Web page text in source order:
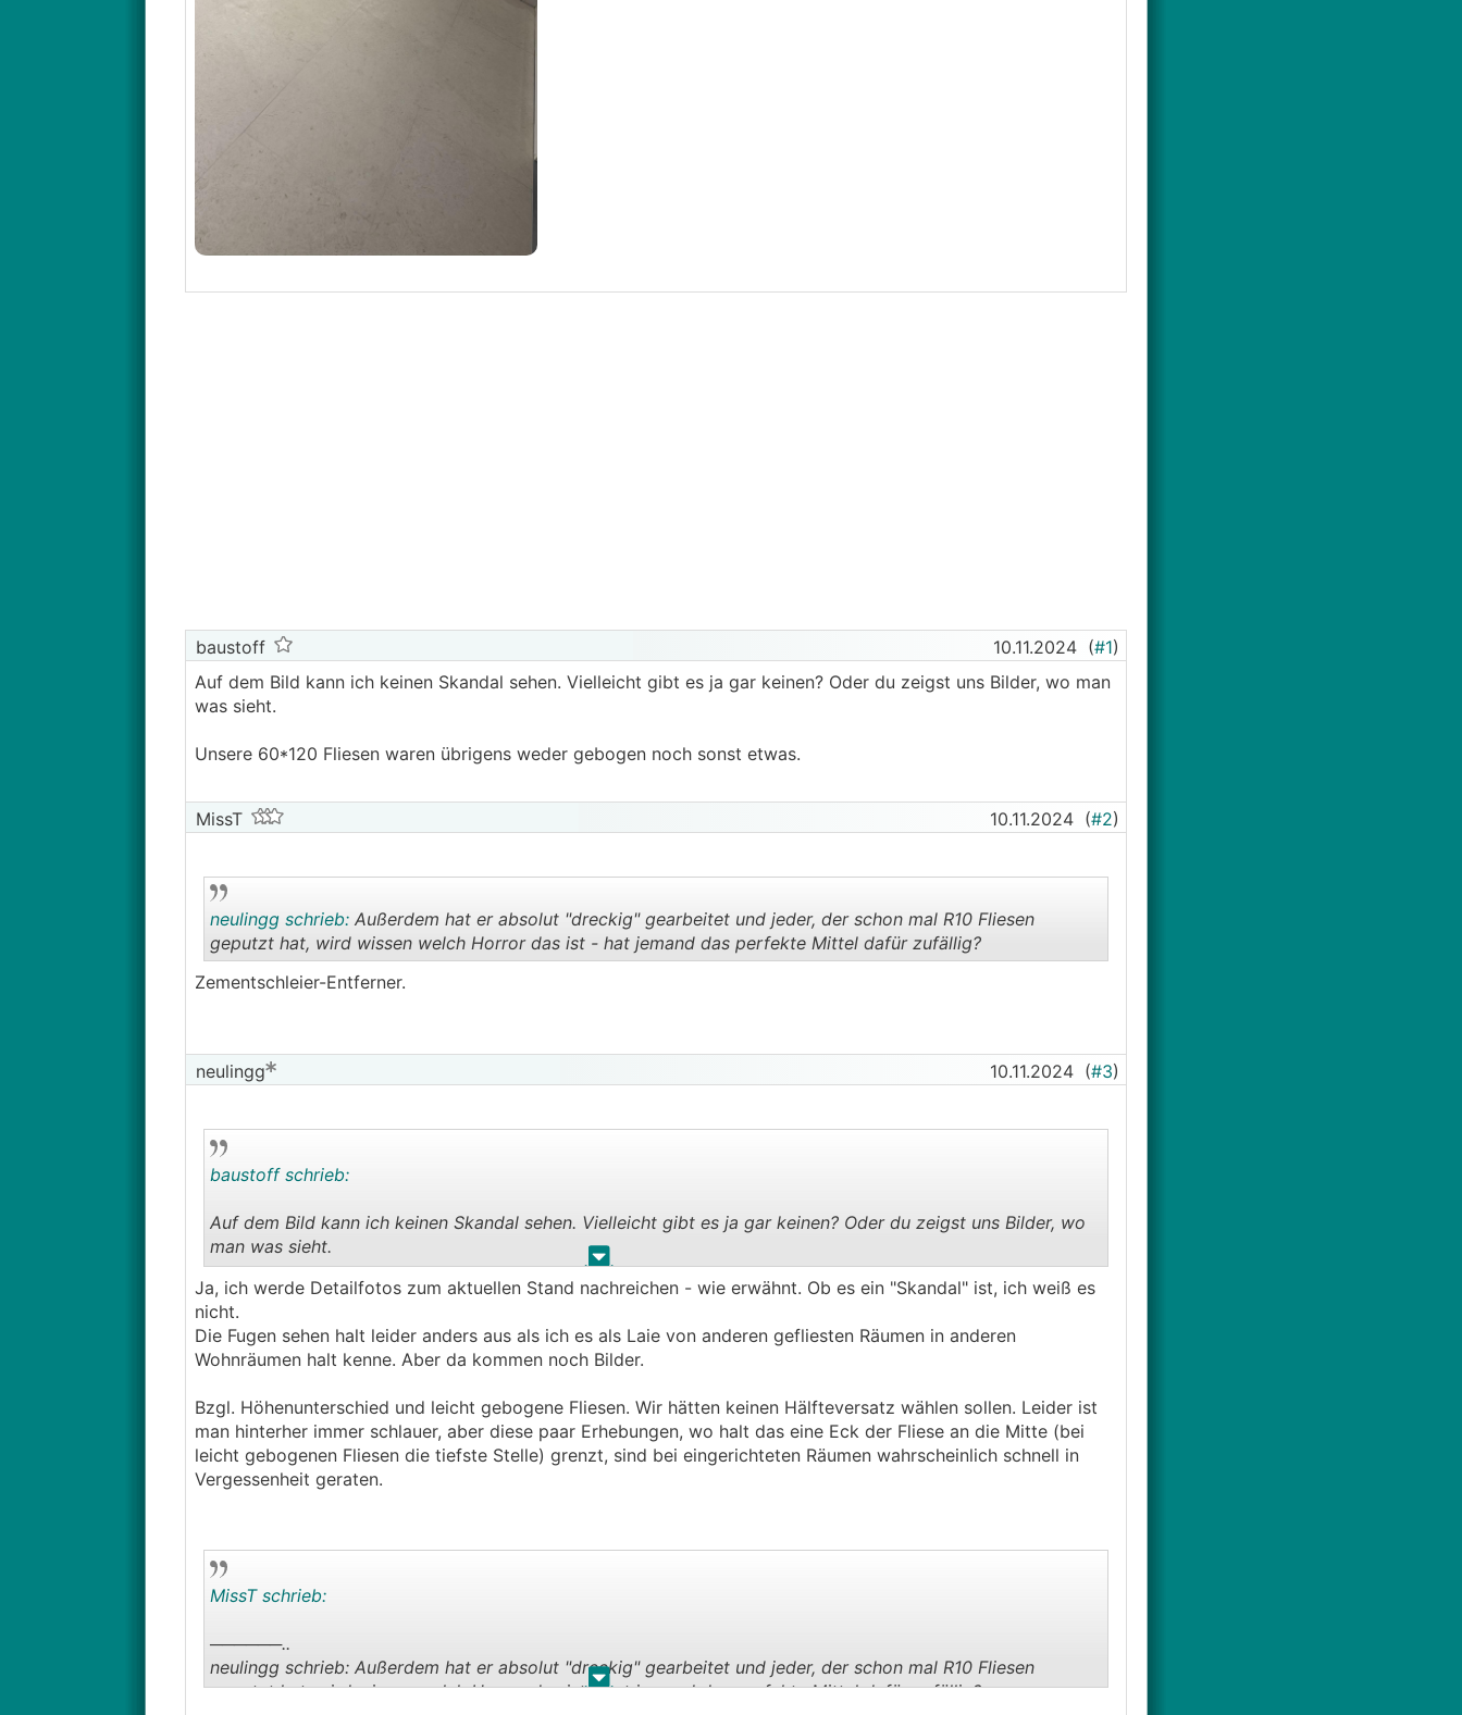
baustoff 10.11.2024 (#1)
Auf dem Bild kann ich keinen Skandal sehen. Vielleicht gibt es ja gar keinen? Oder du zeigst uns Bilder, wo man
was sieht.
Unsere 60*120 Fliesen waren übrigens weder gebogen noch sonst etwas.
MissT 10.11.2024 (#2)
neulingg schrieb:Außerdem hat er absolut "dreckig" gearbeitet und jeder, der schon mal R10 Fliesen
geputzt hat, wird wissen welch Horror das ist - hat jemand das perfekte Mittel dafür zufällig?
Zementschleier-Entferner.
neulingg 10.11.2024 (#3)
. .
baustoff schrieb:
Auf dem Bild kann ich keinen Skandal sehen. Vielleicht gibt es ja gar keinen? Oder du zeigst uns Bilder, wo
man was sieht.
Unsere 60*120 Fliesen waren übrigens weder gebogen noch sonst etwas.
Ja, ich werde Detailfotos zum aktuellen Stand nachreichen - wie erwähnt. Ob es ein "Skandal" ist, ich weiß es
nicht.
Die Fugen sehen halt leider anders aus als ich es als Laie von anderen gefliesten Räumen in anderen
Wohnräumen halt kenne. Aber da kommen noch Bilder.
Bzgl. Höhenunterschied und leicht gebogene Fliesen. Wir hätten keinen Hälfteversatz wählen sollen. Leider ist
man hinterher immer schlauer, aber diese paar Erhebungen, wo halt das eine Eck der Fliese an die Mitte (bei
leicht gebogenen Fliesen die tiefste Stelle) grenzt, sind bei eingerichteten Räumen wahrscheinlich schnell in
Vergessenheit geraten.
. .
MissT schrieb:
──────..
neulingg schrieb: Außerdem hat er absolut "dreckig" gearbeitet und jeder, der schon mal R10 Fliesen
geputzt hat, wird wissen welch Horror das ist - hat jemand das perfekte Mittel dafür zufällig?